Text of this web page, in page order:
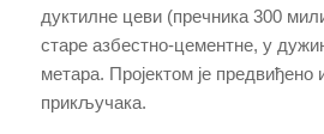
дуктилне цеви (пречника 300
старе азбестно-цементне, у
метара. Пројектом је предвиђено
прикључака.